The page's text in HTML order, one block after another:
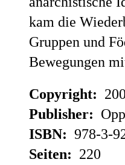
kam die
Gruppen und
Bewegungen
Copyright:
Publisher:
ISBN: 978-3-
Seiten: 220